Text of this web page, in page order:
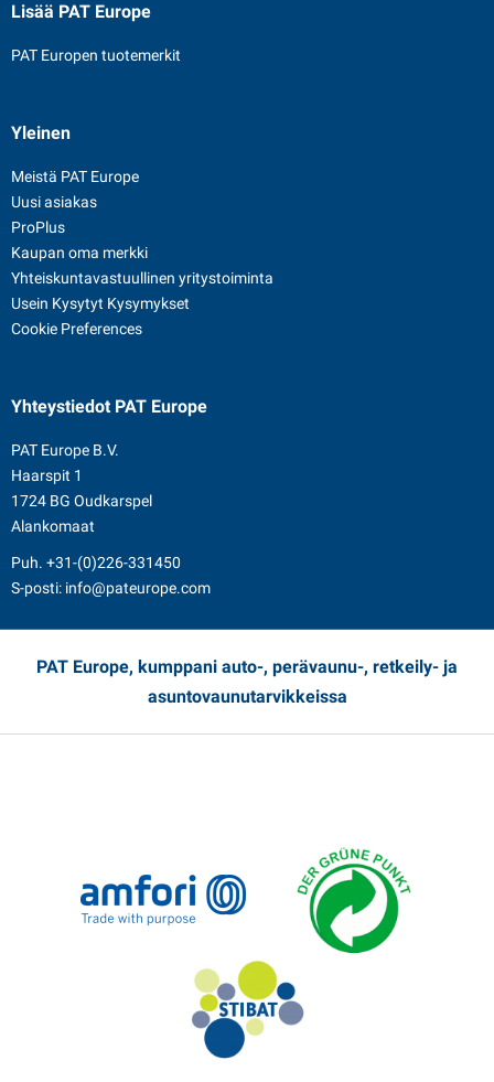
Lisää PAT Europe
PAT Europen tuotemerkit
Yleinen
Meistä PAT Europe
Uusi asiakas
ProPlus
Kaupan oma merkki
Yhteiskuntavastuullinen yritystoiminta
Usein Kysytyt Kysymykset
Cookie Preferences
YhteystiedotPAT Europe
PAT Europe B.V.
Haarspit 1
1724 BG Oudkarspel
Alankomaat
Puh. +31-(0)226-331450
S-posti: info@pateurope.com
PAT Europe, kumppani auto-, perävaunu-, retkeily- ja
asuntovaunutarvikkeissa